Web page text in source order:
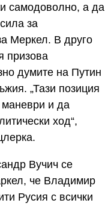
самодоволно, а да
за
Меркел. В друго
призова
думите на Путин
„Тази позиция
маневри и да
ход“,
Вучич се
че Владимир
Русия с всички